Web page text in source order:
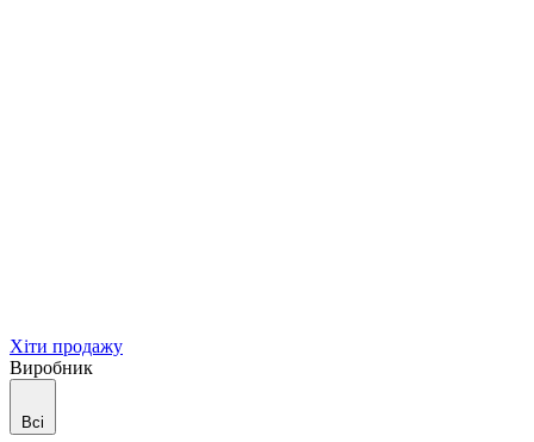
Хіти продажу
Виробник
Всі